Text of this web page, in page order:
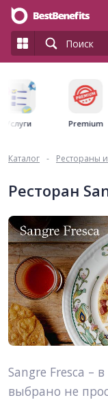
Услуги Premium
Каталог - Рестораны
Ресторан
Sangre Fresca –
выбрано не